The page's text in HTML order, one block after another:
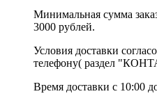
Минимальная сумма
3000 рублей.
Условия доставки
телефону( раздел
Время доставки с 10:00